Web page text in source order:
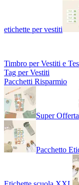
etichette per vestiti
Timbro per Vestiti e
Tag per Vestiti
Pacchetti Risparmio
Super Offerta
Pacchetto